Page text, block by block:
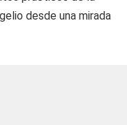
desde una mirada